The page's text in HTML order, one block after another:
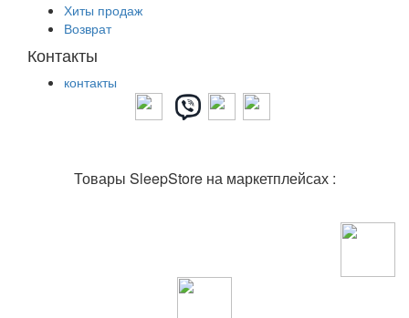
Хиты продаж
Возврат
Контакты
контакты
Товары SleepStore на маркетплейсах :